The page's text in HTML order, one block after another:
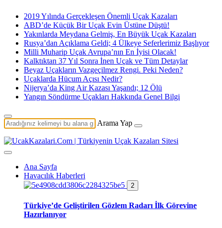
2019 Yılında Gerçekleşen Önemli Uçak Kazaları
ABD’de Küçük Bir Uçak Evin Üstüne Düştü!
Yakınlarda Meydana Gelmiş, En Büyük Uçak Kazaları
Rusya’dan Açıklama Geldi; 4 Ülkeye Seferlerimiz Başlıyor
Milli Muharip Uçak Avrupa’nın En İyisi Olacak!
Kalktıktan 37 Yıl Sonra İnen Uçak ve Tüm Detaylar
Beyaz Uçakların Vazgeçilmez Rengi. Peki Neden?
Uçaklarda Hücum Açısı Nedir?
Nijerya’da King Air Kazası Yaşandı; 12 Ölü
Yangın Söndürme Uçakları Hakkında Genel Bilgi
Arama Yap
Ana Sayfa
Havacılık Haberleri
2
Türkiye’de Geliştirilen Gözlem Radarı İlk Görevine
Hazırlanıyor